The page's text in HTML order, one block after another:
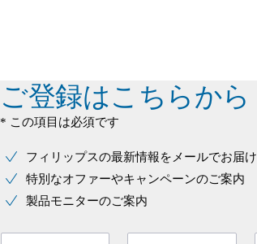
ご登録はこちらから
* この項目は必須です
フィリップスの最新情報をメールでお届け
特別なオファーやキャンペーンのご案内
製品モニターのご案内